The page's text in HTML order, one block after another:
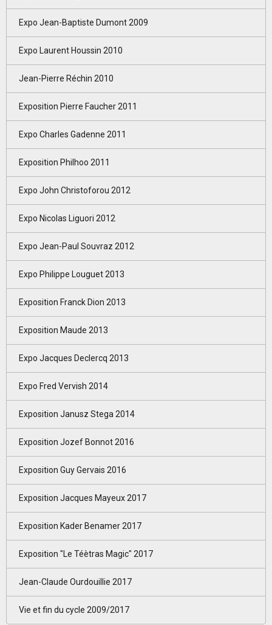
Expo Jean-Baptiste Dumont 2009
Expo Laurent Houssin 2010
Jean-Pierre Réchin 2010
Exposition Pierre Faucher 2011
Expo Charles Gadenne 2011
Exposition Philhoo 2011
Expo John Christoforou 2012
Expo Nicolas Liguori 2012
Expo Jean-Paul Souvraz 2012
Expo Philippe Louguet 2013
Exposition Franck Dion 2013
Exposition Maude 2013
Expo Jacques Declercq 2013
Expo Fred Vervish 2014
Exposition Janusz Stega 2014
Exposition Jozef Bonnot 2016
Exposition Guy Gervais 2016
Exposition Jacques Mayeux 2017
Exposition Kader Benamer 2017
Exposition "Le Téètras Magic" 2017
Jean-Claude Ourdouillie 2017
Vie et fin du cycle 2009/2017